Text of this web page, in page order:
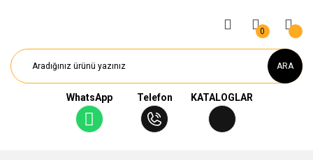
ARA
WhatsApp Telefon KATALOGLAR
0